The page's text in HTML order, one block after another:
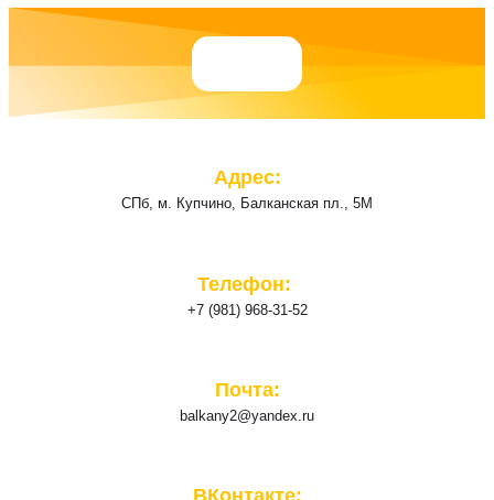
Адрес:
СПб, м. Купчино, Балканская пл., 5М
Телефон: ​
+7 (981) 968-31-52
Почта:
balkany2@yandex.ru
ВКонтакте: